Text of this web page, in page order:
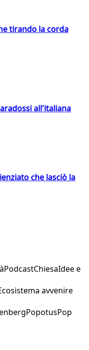
tirando la corda
all'italiana
che lasciò la
PodcastChiesaIdee e
avvenire
PopotusPop